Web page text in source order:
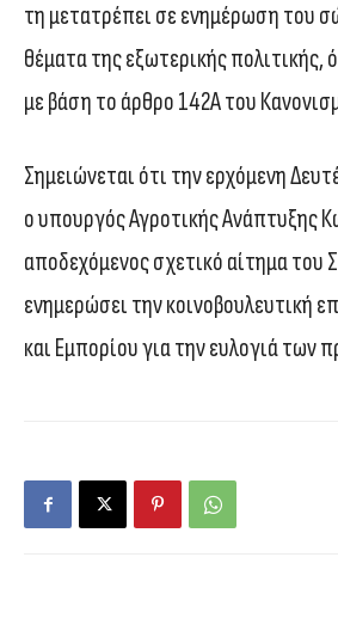
τη μετατρέπει σε ενημέρωση του
θέματα της εξωτερικής
με βάση το άρθρο 142Α του
Σημειώνεται ότι την ερχόμενη
ο υπουργός Αγροτικής Ανάπτυξης
αποδεχόμενος σχετικό αίτημα του
ενημερώσει την κοινοβουλευτική
και Εμπορίου για την ευλογιά των